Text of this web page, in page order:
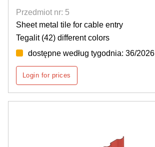
Przedmiot nr: 5
Sheet metal tile for cable entry
Tegalit (42) different colors
dostępne według tygodnia: 36/2026
Login for prices